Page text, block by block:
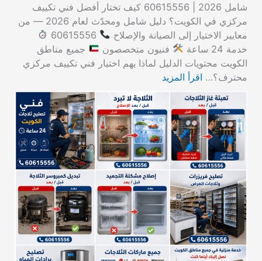
شامل 2026 | 60615556 كيف تختار أفضل فني تكييف
مركزي في الكويت؟ دليل شامل ومحدّث لعام 2026 — من
معايير الاختيار إلى الصيانة والإصلاح
خدمة 24 ساعة
فنيون متخصصون
جميع مناطق
الكويت محتويات الدليل لماذا يهم اختيار فني تكييف مركزي
محترف؟… اقرأ المزيد